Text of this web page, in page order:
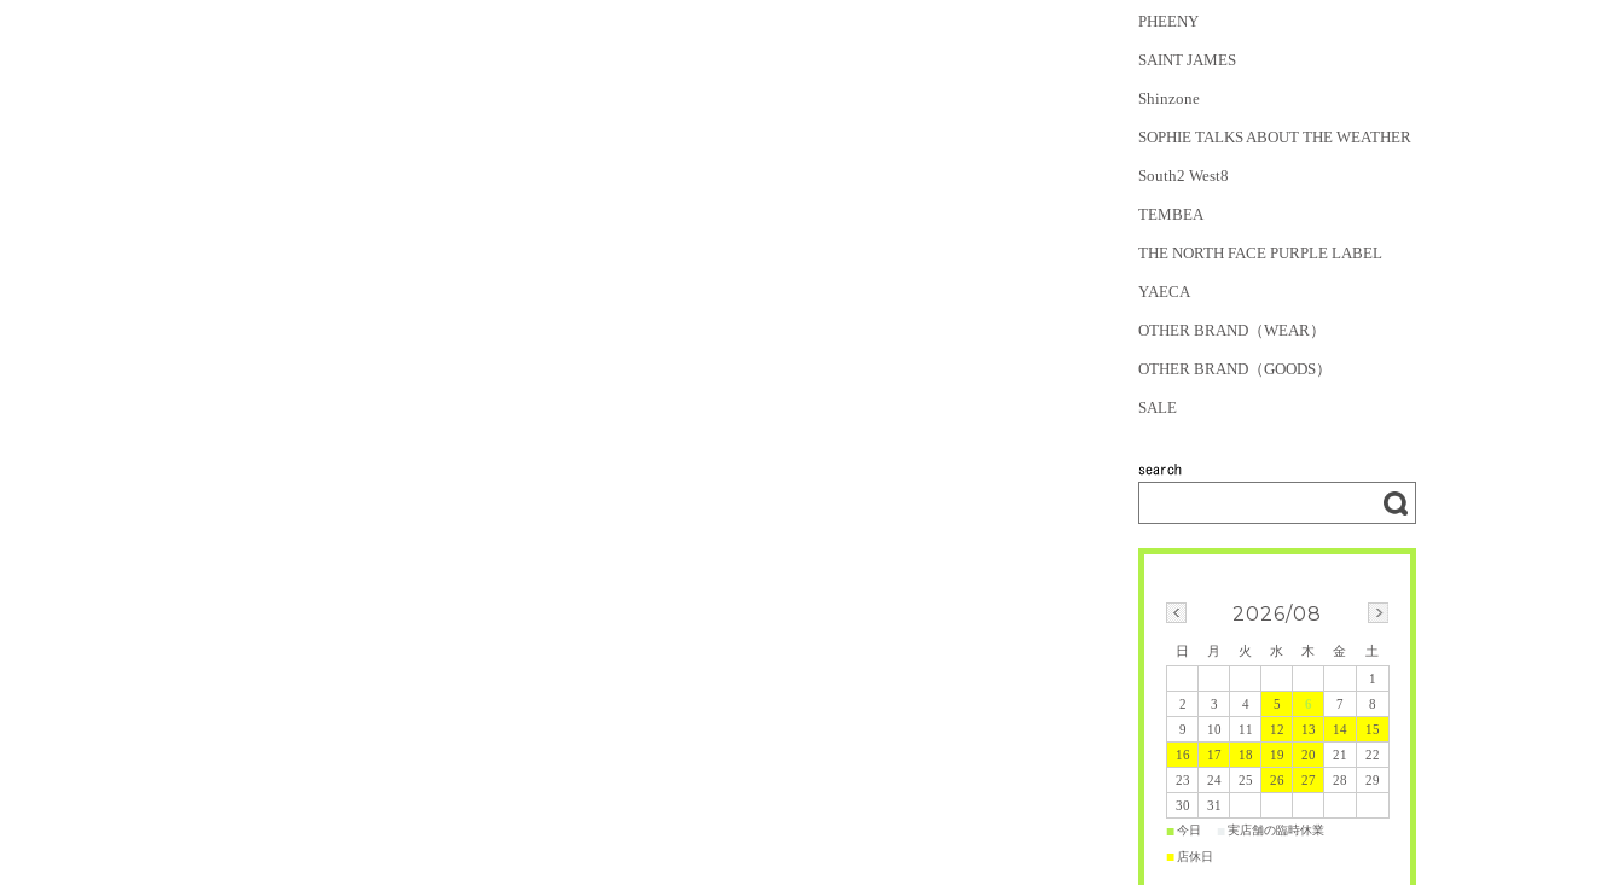
PHEENY
SAINT JAMES
Shinzone
SOPHIE TALKS ABOUT THE WEATHER
South2 West8
TEMBEA
THE NORTH FACE PURPLE LABEL
YAECA
OTHER BRAND（WEAR）
OTHER BRAND（GOODS）
SALE
2026/08
日 月 火 水 木 金
土
1
2
3 4 5 6 7
8
9
10 11 12 13 14
15
16
17 18 19 20 21
22
23
24 25 26 27 28
29
30
31
■今日 実店舗の臨時休業
■ 店休日